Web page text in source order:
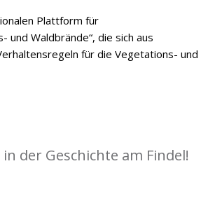
Plattform für
Waldbrände“, die sich aus
für die Vegetations- und
der Geschichte am Findel!